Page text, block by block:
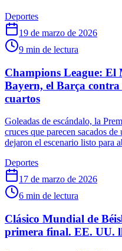
Deportes
19 de marzo de 2026
9 min de lectura
Champions League: El
Bayern, el Barça
cuartos
Goleadas de escándalo, la
cruces que parecen sacados
dejaron el escenario listo para
Deportes
17 de marzo de 2026
6 min de lectura
Clásico Mundial de
primera final. EE. UU.